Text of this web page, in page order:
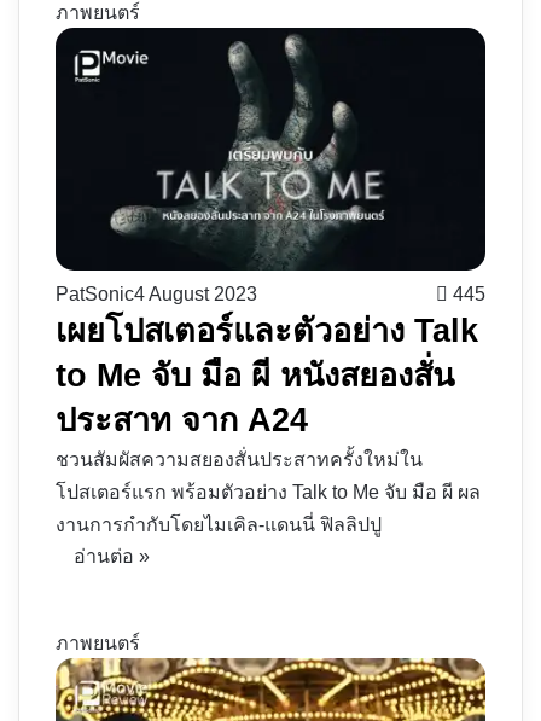
ภาพยนตร์
PatSonic4 August 2023 445
เผยโปสเตอร์และตัวอย่าง Talk
to Me จับ มือ ผี หนังสยองสั่น
ประสาท จาก A24
ชวนสัมผัสความสยองสั่นประสาทครั้งใหม่ใน
โปสเตอร์แรก พร้อมตัวอย่าง Talk to Me จับ มือ ผี ผล
งานการกำกับโดยไมเคิล-แดนนี่ ฟิลลิปปู
อ่านต่อ »
ภาพยนตร์